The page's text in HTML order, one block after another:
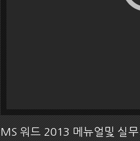
MS 워드 2013 메뉴얼및 실